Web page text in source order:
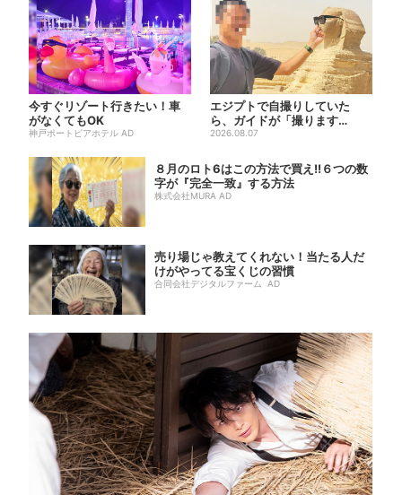
今すぐリゾート行きたい！車
がなくてもOK
神戸ポートピアホテル AD
エジプトで自撮りしていた
ら、ガイドが「撮ります
よ！」→ノリノリでポーズを取
2026.08.07
８月のロト6はこの方法で買え!!６つの数
字が『完全一致』する方法
株式会社MURA AD
売り場じゃ教えてくれない！当たる人だ
けがやってる宝くじの習慣
合同会社デジタルファーム AD